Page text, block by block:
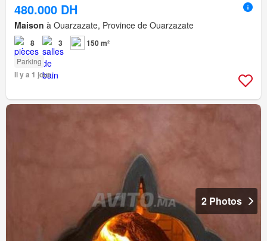
480.000 DH
Maison à Ouarzazate, Province de Ouarzazate
8 3 150 m²
Parking
Il y a 1 jour
2 Photos